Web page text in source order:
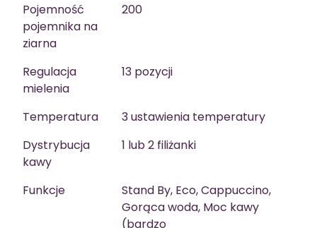
Pojemność
pojemnika na
ziarna
200
Regulacja
mielenia
13 pozycji
Temperatura
3 ustawienia temperatury
Dystrybucja
kawy
1 lub 2 filiżanki
Funkcje
Stand By, Eco, Cappuccino,
Gorąca woda, Moc kawy
(bardzo